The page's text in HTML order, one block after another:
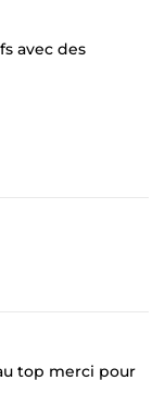
avec des
top merci pour